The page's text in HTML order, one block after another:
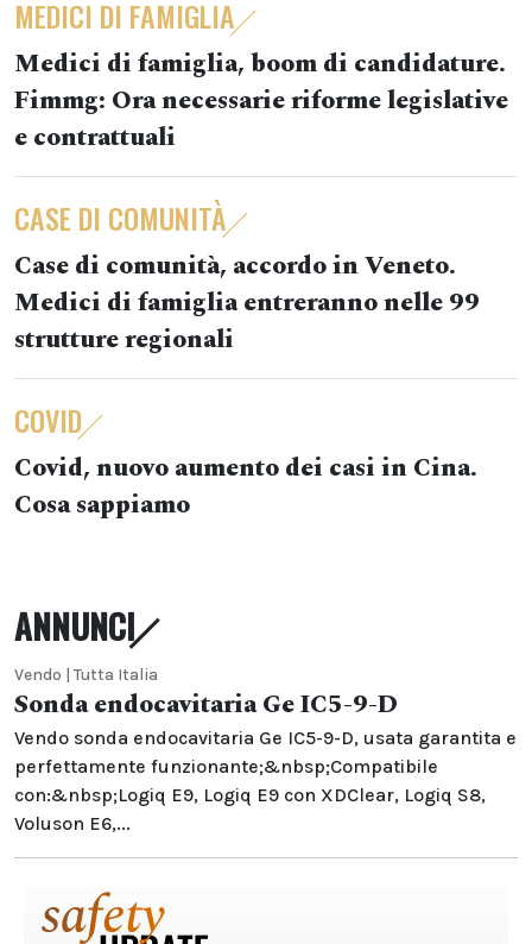
MEDICI DI FAMIGLIA
Medici di famiglia, boom di candidature.
Fimmg: Ora necessarie riforme legislative
e contrattuali
CASE DI COMUNITÀ
Case di comunità, accordo in Veneto.
Medici di famiglia entreranno nelle 99
strutture regionali
COVID
Covid, nuovo aumento dei casi in Cina.
Cosa sappiamo
ANNUNCI
Vendo | Tutta Italia
Sonda endocavitaria Ge IC5-9-D
Vendo sonda endocavitaria Ge IC5-9-D, usata garantita e
perfettamente funzionante;&nbsp;Compatibile
con:&nbsp;Logiq E9, Logiq E9 con XDClear, Logiq S8,
Voluson E6,...